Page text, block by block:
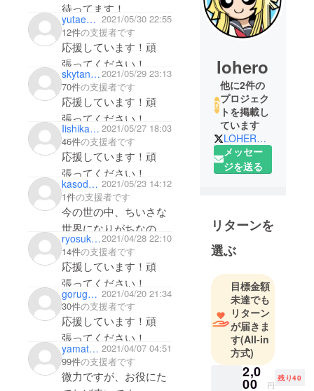
待ってます！
yutaemon5277 2021/05/30 22:55
12件の支援者です
応援しています！頑
張ってください！
skytansor2021/05/29 23:13
70件の支援者です
応援しています！頑
張ってください！
Iishikawa Hisayuki 2021/05/27 18:03
46件の支援者です
応援しています！頑
張ってください！
kasodanihibiki 2021/05/23 14:12
1件の支援者です
今の世の中、ちいさな
世界になりがちなの
で、創作の中だけでも
色々な場所場面を描く
助けになれば幸いで
す。
ryosuke19942021/04/28 22:10
14件の支援者です
応援しています！頑
張ってください！
gorugoneion119 2021/04/20 21:34
30件の支援者です
応援しています！頑
張ってください！
yamatanitan 2021/04/07 04:51
99件の支援者です
微力ですが、お役にた
lohero
他に2件の
プロジェク
トを掲載し
ています
LOHEROver1
メッセー
ジを送る
リターンを
選ぶ
目標金額
未達でも
リターン
が届きま
す(All-in
方式)
2,0
00 円
残り40